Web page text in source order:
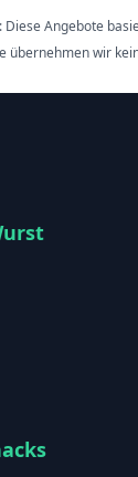
Diese Angebote
übernehmen wir